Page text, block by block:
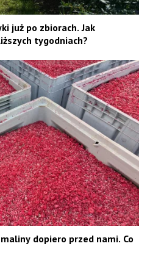
już po zbiorach. Jak
tygodniach?
dopiero przed nami. Co